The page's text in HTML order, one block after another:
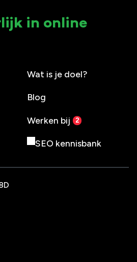
in online
Wat is je doel?
Blog
Werken bij
SEO kennisbank